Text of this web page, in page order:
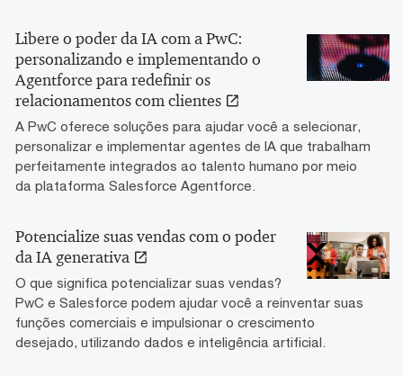
Libere o poder da IA com a PwC:
personalizando e implementando o
Agentforce para redefinir os
relacionamentos com clientes
A PwC oferece soluções para ajudar você a selecionar,
personalizar e implementar agentes de IA que trabalham
perfeitamente integrados ao talento humano por meio
da plataforma Salesforce Agentforce.
Potencialize suas vendas com o poder
da IA generativa
O que significa potencializar suas vendas?
PwC e Salesforce podem ajudar você a reinventar suas
funções comerciais e impulsionar o crescimento
desejado, utilizando dados e inteligência artificial.